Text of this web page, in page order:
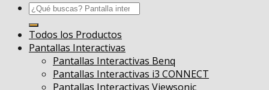
Buscar
por:
Todos los Productos
Pantallas Interactivas
Pantallas Interactivas Benq
Pantallas Interactivas i3 CONNECT
Pantallas Interactivas Viewsonic